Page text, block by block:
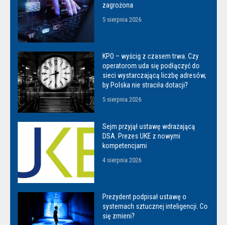
zagrożona
5 sierpnia 2026
KPO – wyścig z czasem trwa. Czy
operatorom uda się podłączyć do
sieci wystarczającą liczbę adresów,
by Polska nie straciła dotacji?
5 sierpnia 2026
Sejm przyjął ustawę wdrażającą
DSA. Prezes UKE z nowymi
kompetencjami
4 sierpnia 2026
Prezydent podpisał ustawę o
systemach sztucznej inteligencji. Co
się zmieni?